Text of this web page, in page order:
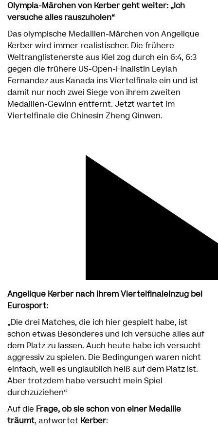
Olympia-Märchen von Kerber geht weiter: „Ich
versuche alles rauszuholen“
Das olympische Medaillen-Märchen von Angelique
Kerber wird immer realistischer. Die frühere
Weltranglistenerste aus Kiel zog durch ein 6:4, 6:3
gegen die frühere US-Open-Finalistin Leylah
Fernandez aus Kanada ins Viertelfinale ein und ist
damit nur noch zwei Siege von ihrem zweiten
Medaillen-Gewinn entfernt. Jetzt wartet im
Viertelfinale die Chinesin Zheng Qinwen.
Angelique Kerber nach ihrem Viertelfinaleinzug bei
Eurosport:
„Die drei Matches, die ich hier gespielt habe, ist
schon etwas Besonderes und ich versuche alles auf
dem Platz zu lassen. Auch heute habe ich versucht
aggressiv zu spielen. Die Bedingungen waren nicht
einfach, weil es unglaublich heiß auf dem Platz ist.
Aber trotzdem habe versucht mein Spiel
durchzuziehen“
Auf die Frage, ob sie schon von einer Medaille
träumt, antwortet Kerber: